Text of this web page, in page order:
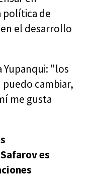
política de
el desarrollo
Yupanqui: "los
cambiar,
me gusta
es